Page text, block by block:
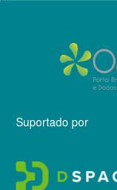
Suportado por